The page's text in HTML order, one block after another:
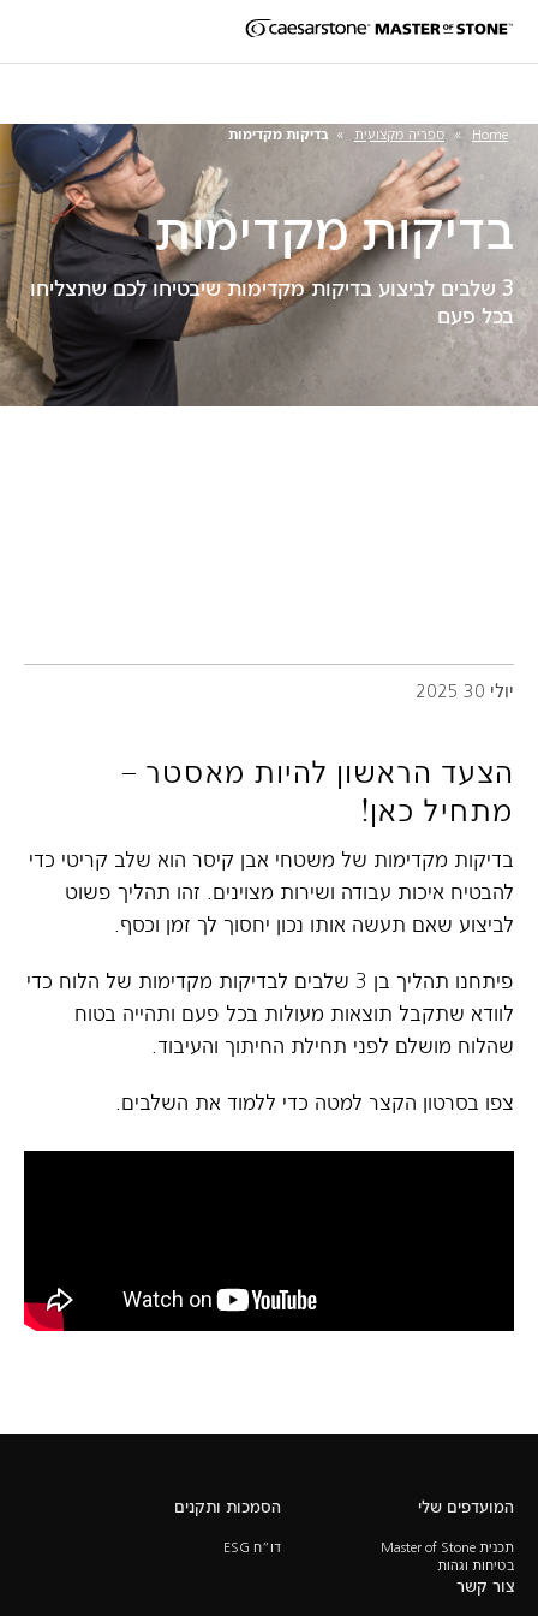
Home
» ספריה מקצועית » בדיקות מקדימות
בדיקות מקדימות
3 שלבים לביצוע בדיקות מקדימות שיבטיחו לכם שתצליחו
בכל פעם
הצעד הראשון להיות מאסטר –
מתחיל כאן!
בדיקות מקדימות של משטחי אבן קיסר הוא שלב קריטי כדי
להבטיח איכות עבודה ושירות מצוינים. זהו תהליך פשוט
לביצוע שאם תעשה אותו נכון יחסוך לך זמן וכסף.
פיתחנו תהליך בן 3 שלבים לבדיקות מקדימות של הלוח כדי
לוודא שתקבל תוצאות מעולות בכל פעם ותהייה בטוח
שהלוח מושלם לפני תחילת החיתוך והעיבוד.
צפו בסרטון הקצר למטה כדי ללמוד את השלבים.
יולי 30 2025
המועדפים שלי
תכנית Master of Stone
בטיחות וגהות
הסמכות ותקנים
דו”ח ESG
צור קשר